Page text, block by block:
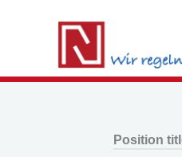
Position